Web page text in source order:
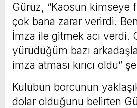
Gürüz, “Kaosun kimseye
çok bana zarar verirdi.
İmza ile gitmek acı verdi.
yürüdüğüm bazı
imza atması kırıcı oldu”
Kulübün borcunun
dolar olduğunu belirten